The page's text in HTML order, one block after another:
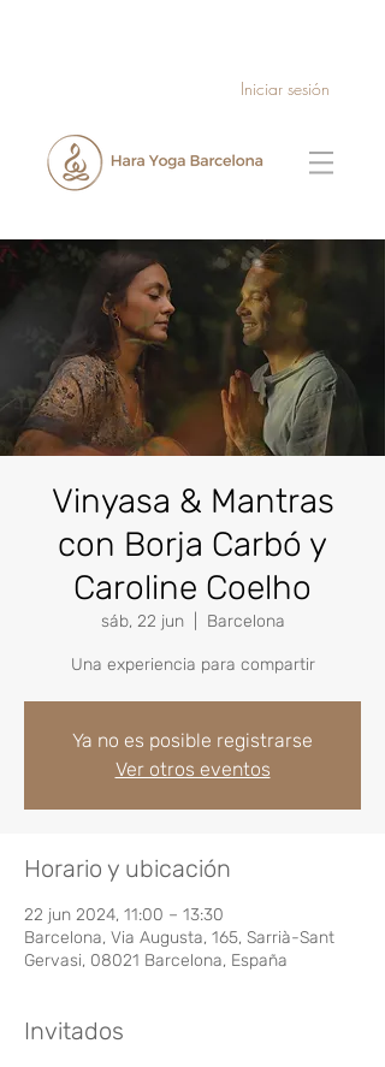
Iniciar sesión
Vinyasa & Mantras
con Borja Carbó y
Caroline Coelho
sáb, 22 jun
  |
Barcelona
Una experiencia para compartir
Ya no es posible registrarse
Ver otros eventos
Horario y ubicación
22 jun 2024, 11:00 – 13:30
Barcelona, Via Augusta, 165, Sarrià-Sant
Gervasi, 08021 Barcelona, España
Invitados